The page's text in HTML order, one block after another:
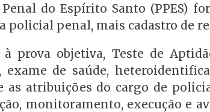
do Espírito Santo (PPES)
policial penal, mais cadastro de
prova objetiva, Teste de
de saúde,
atribuições do cargo de
monitoramento, execução e